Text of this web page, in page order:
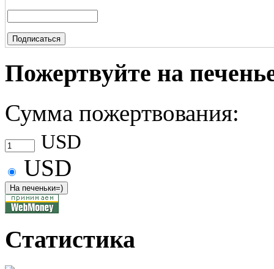
Пожертвуйте на
Сумма пожертвования:
USD
USD
Статистика